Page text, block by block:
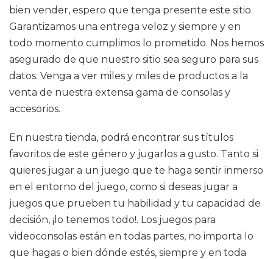
bien vender, espero que tenga presente este sitio.
Garantizamos una entrega veloz y siempre y en
todo momento cumplimos lo prometido. Nos hemos
asegurado de que nuestro sitio sea seguro para sus
datos. Venga a ver miles y miles de productos a la
venta de nuestra extensa gama de consolas y
accesorios.
En nuestra tienda, podrá encontrar sus títulos
favoritos de este género y jugarlos a gusto. Tanto si
quieres jugar a un juego que te haga sentir inmerso
en el entorno del juego, como si deseas jugar a
juegos que prueben tu habilidad y tu capacidad de
decisión, ¡lo tenemos todo!. Los juegos para
videoconsolas están en todas partes, no importa lo
que hagas o bien dónde estés, siempre y en toda